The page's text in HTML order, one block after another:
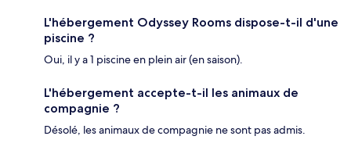
L'hébergement Odyssey Rooms dispose-t-il d'une
piscine ?
Oui, il y a 1 piscine en plein air (en saison).
L'hébergement accepte-t-il les animaux de
compagnie ?
Désolé, les animaux de compagnie ne sont pas admis.